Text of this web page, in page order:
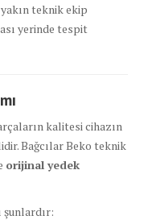
teknik ekip
yerinde tespit
kalitesi cihazın
Bağcılar Beko teknik
orijinal yedek
şunlardır: